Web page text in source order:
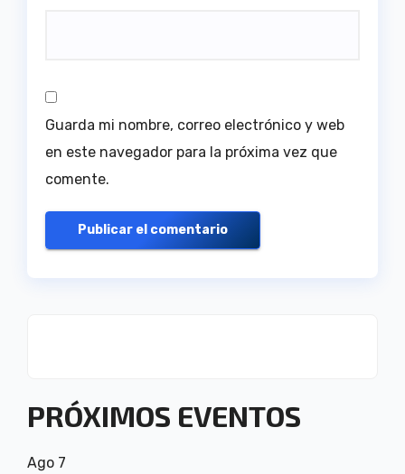
Guarda mi nombre, correo electrónico y web
en este navegador para la próxima vez que
comente.
PRÓXIMOS EVENTOS
Ago 7